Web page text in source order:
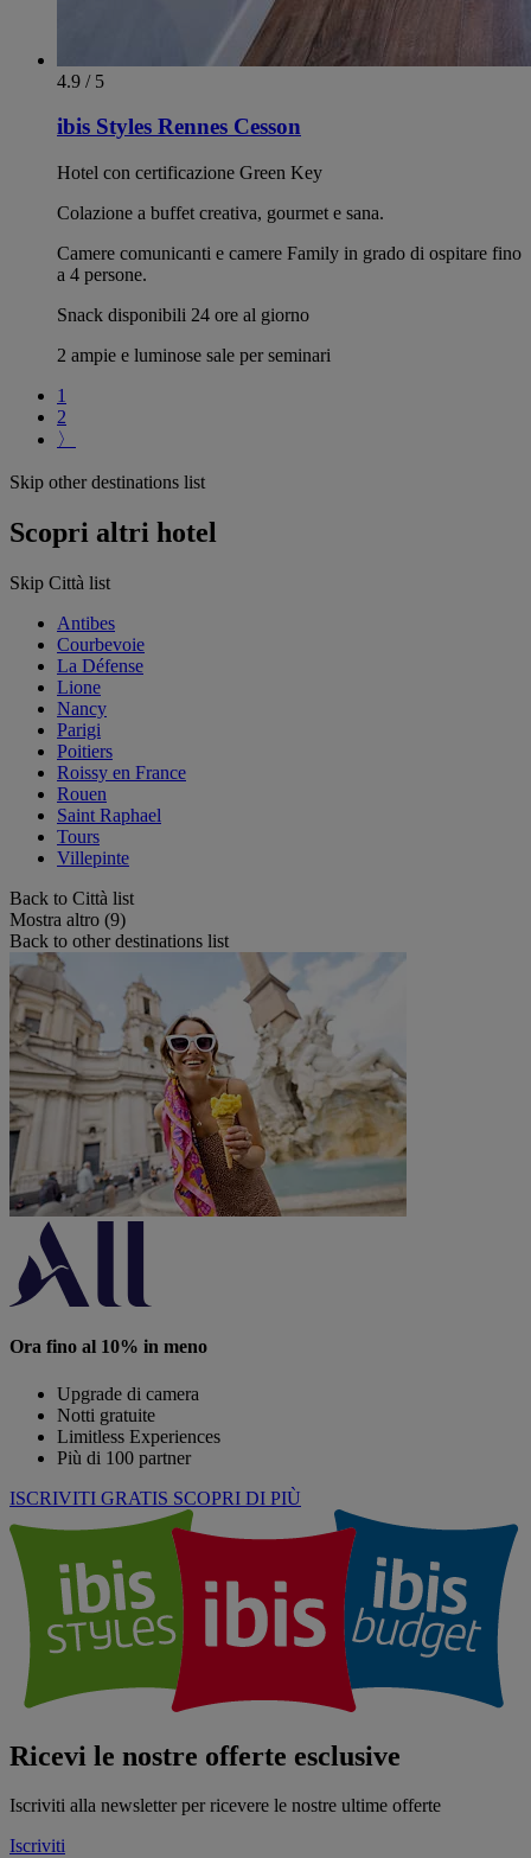
4.9 / 5
ibis Styles Rennes Cesson
Hotel con certificazione Green Key
Colazione a buffet creativa, gourmet e sana.
Camere comunicanti e camere Family in grado di ospitare fino
a 4 persone.
Snack disponibili 24 ore al giorno
2 ampie e luminose sale per seminari
1
2
〉
Skip other destinations list
Scopri altri hotel
Skip Città list
Antibes
Courbevoie
La Défense
Lione
Nancy
Parigi
Poitiers
Roissy en France
Rouen
Saint Raphael
Tours
Villepinte
Back to Città list
Mostra altro (9)
Back to other destinations list
Ora fino al 10% in meno
Upgrade di camera
Notti gratuite
Limitless Experiences
Più di 100 partner
ISCRIVITI GRATIS SCOPRI DI PIÙ
Ricevi le nostre offerte esclusive
Iscriviti alla newsletter per ricevere le nostre ultime offerte
Iscriviti